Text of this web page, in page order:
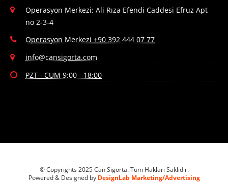
Operasyon Merkezi: Ali Rıza Efendi Caddesi Efruz Apt
no 2-3-4
Operasyon Merkezi +90 392 444 07 77
info@cansigorta.com
PZT - CUM 9:00 - 18:00
© Copyrights 2025 Can Sigorta. Tüm Hakları Saklıdır.
Powered & Designed by DesignLab Marketing/Advertising